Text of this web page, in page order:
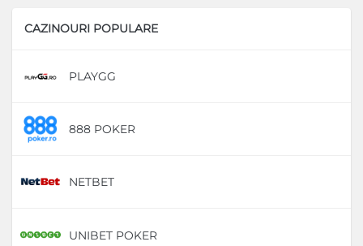
CAZINOURI POPULARE
PLAYGG
888 POKER
NETBET
UNIBET POKER